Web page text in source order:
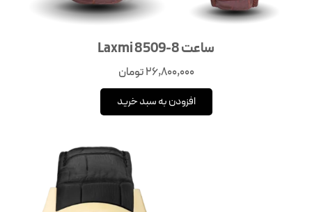
ساعت Laxmi 8509-8
26,800,000تومان
افزودن به سبد خرید